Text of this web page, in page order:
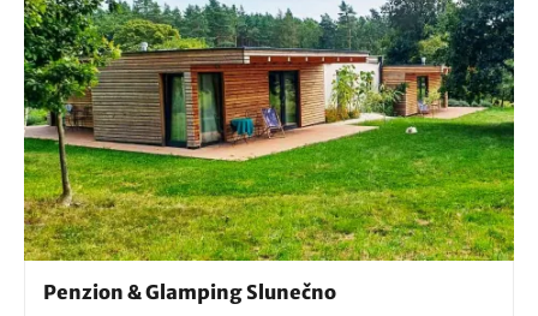
Penzion & Glamping Slunečno